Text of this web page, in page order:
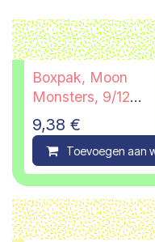
Boxpak, Moon
Monsters, 9/12
maanden
9,38 €
Toevoegen aan